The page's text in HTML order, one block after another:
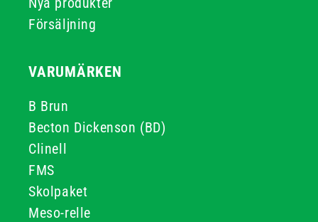
Försäljning
VARUMÄRKEN
B Brun
Becton Dickenson (BD)
Clinell
FMS
Skolpaket
Meso-relle